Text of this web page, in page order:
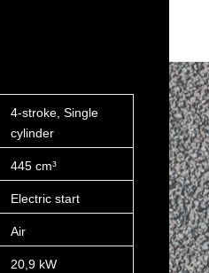
4-stroke, Single
cylinder
445 cm³
Electric start
Air
20,9 kW